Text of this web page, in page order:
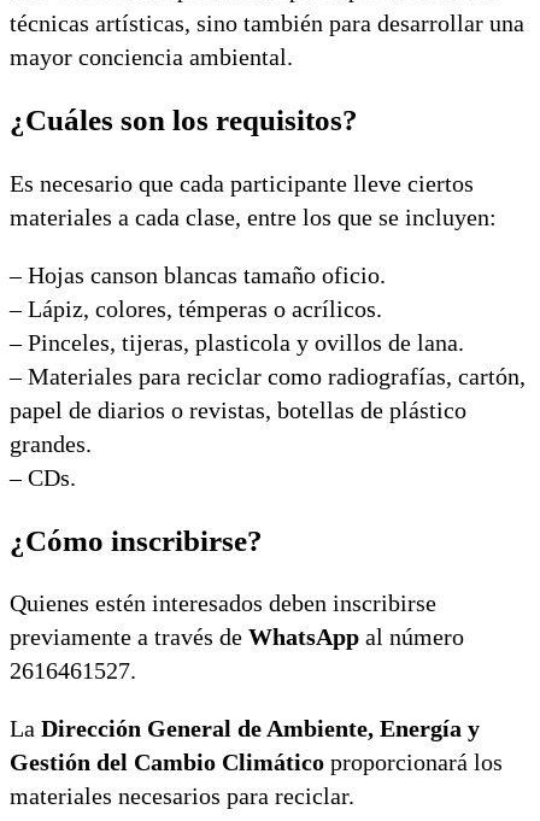
técnicas artísticas, sino también para desarrollar una
mayor conciencia ambiental.
¿Cuáles son los requisitos?
Es necesario que cada participante lleve ciertos
materiales a cada clase, entre los que se incluyen:
– Hojas canson blancas tamaño oficio.
– Lápiz, colores, témperas o acrílicos.
– Pinceles, tijeras, plasticola y ovillos de lana.
– Materiales para reciclar como radiografías, cartón,
papel de diarios o revistas, botellas de plástico
grandes.
– CDs.
¿Cómo inscribirse?
Quienes estén interesados deben inscribirse
previamente a través de WhatsApp al número
2616461527.
La Dirección General de Ambiente, Energía y
Gestión del Cambio Climático proporcionará los
materiales necesarios para reciclar.